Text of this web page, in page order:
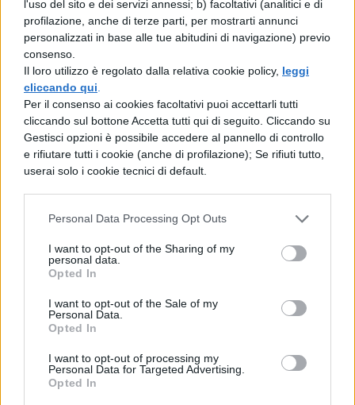
l'uso del sito e dei servizi annessi; b) facoltativi (analitici e di
profilazione, anche di terze parti, per mostrarti annunci
personalizzati in base alle tue abitudini di navigazione) previo
consenso.
Il loro utilizzo è regolato dalla relativa cookie policy, leggi
cliccando qui
Per il consenso ai cookies facoltativi puoi accettarli tutti
cliccando sul bottone Accetta tutti qui di seguito. Cliccando su
Gestisci opzioni è possibile accedere al pannello di controllo
e rifiutare tutti i cookie (anche di profilazione); Se rifiuti tutto,
userai solo i cookie tecnici di default.
Personal Data Processing Opt Outs
I want to opt-out of the Sharing of my
personal data.
Opted In
I want to opt-out of the Sale of my
Personal Data.
Opted In
I want to opt-out of processing my
Personal Data for Targeted Advertising.
Opted In
Scarica il contenuto
TI POTREBBE INTERESSARE
TESINE
Tesina sull'impresa
TESINE
Tesina sulla Sezione Aurea
TESINE